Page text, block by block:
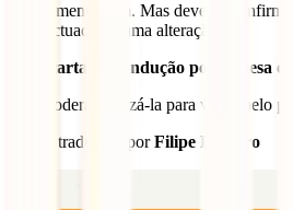
De momento, sim. Mas deverás
foi efectuada alguma alteração.
Uma carta de condução portuguesa é
Sim, poderás utilizá-la para viajar pelo
Artigo traduzido porFilipe Balseiro